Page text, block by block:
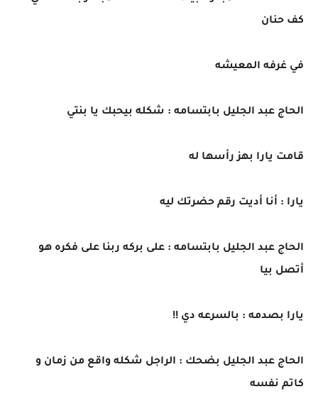
كف حنان
في غرفه المعيشه
الحاج عبد الجليل بابتسامه : شكله بيحبك يا بنتي
قامت يارا بهز رأسها له
يارا : أنا أديت رقم حضرتك ليه
الحاج عبد الجليل بابتسامه : على بركه ربنا على فكره هو
أتصل بيا
يارا بصدمه : بالسرعه دي !!
الحاج عبد الجليل بضحك : الراجل شكله واقع من زمان و
كاتم نفسه